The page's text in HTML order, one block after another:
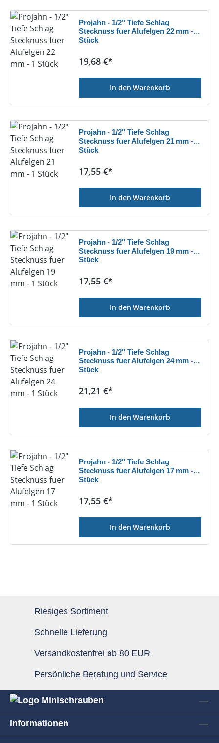
Projahn - 1/2" Tiefe Schlag
Stecknuss fuer Alufelgen 22 mm - 1
Stück
Regulärer Preis:
19,68 €*
In den Warenkorb
Projahn - 1/2" Tiefe Schlag
Stecknuss fuer Alufelgen 21 mm - 1
Stück
Regulärer Preis:
17,55 €*
In den Warenkorb
Projahn - 1/2" Tiefe Schlag
Stecknuss fuer Alufelgen 19 mm - 1
Stück
Regulärer Preis:
17,55 €*
In den Warenkorb
Projahn - 1/2" Tiefe Schlag
Stecknuss fuer Alufelgen 24 mm - 1
Stück
Regulärer Preis:
21,21 €*
In den Warenkorb
Projahn - 1/2" Tiefe Schlag
Stecknuss fuer Alufelgen 17 mm - 1
Stück
Regulärer Preis:
17,55 €*
In den Warenkorb
Riesiges Sortiment
Schnelle Lieferung
Versandkostenfrei ab 80 EUR
Persönliche Beratung und Service
Informationen